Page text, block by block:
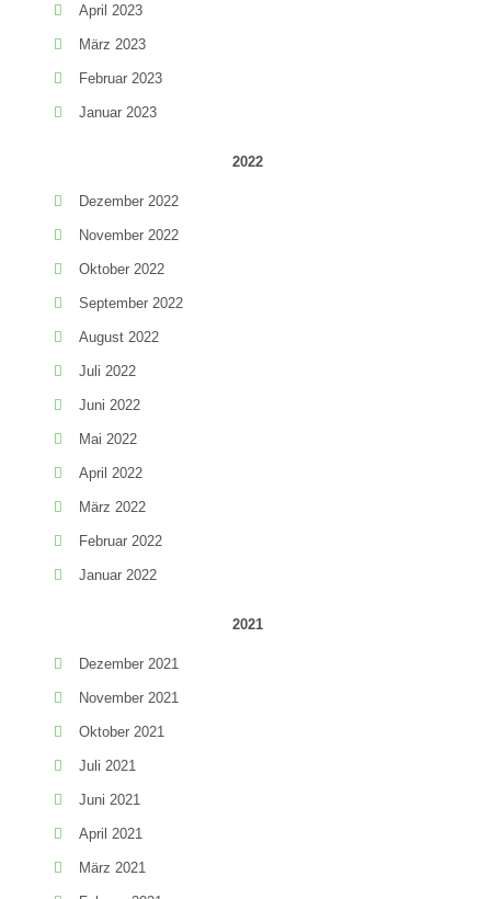
April 2023
März 2023
Februar 2023
Januar 2023
2022
Dezember 2022
November 2022
Oktober 2022
September 2022
August 2022
Juli 2022
Juni 2022
Mai 2022
April 2022
März 2022
Februar 2022
Januar 2022
2021
Dezember 2021
November 2021
Oktober 2021
Juli 2021
Juni 2021
April 2021
März 2021